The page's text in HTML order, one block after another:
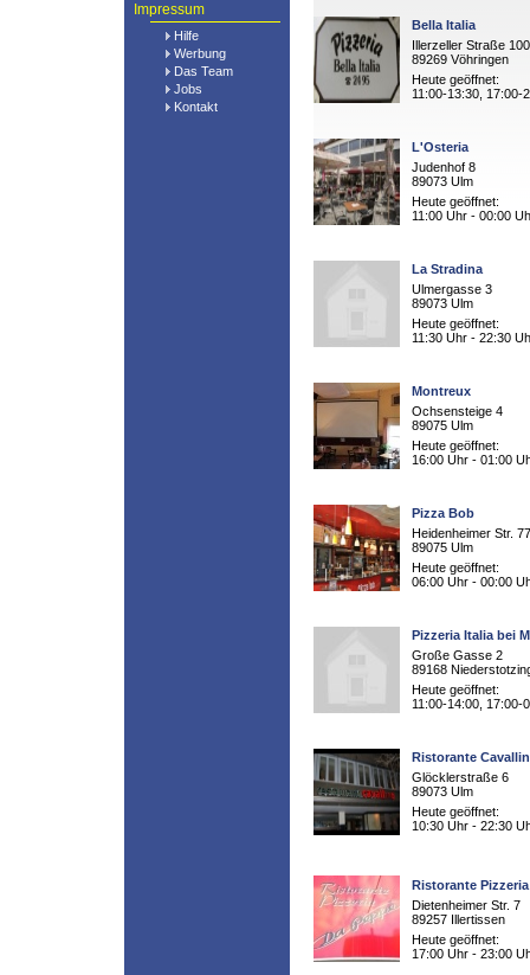
Impressum
Hilfe
Werbung
Das Team
Jobs
Kontakt
Bella Italia
Illerzeller Straße 100
89269 Vöhringen
Heute geöffnet:
11:00-13:30, 17:00-
L'Osteria
Judenhof 8
89073 Ulm
Heute geöffnet:
11:00 Uhr - 00:00
La Stradina
Ulmergasse 3
89073 Ulm
Heute geöffnet:
11:30 Uhr - 22:30
Montreux
Ochsensteige 4
89075 Ulm
Heute geöffnet:
16:00 Uhr - 01:00
Pizza Bob
Heidenheimer Str. 77
89075 Ulm
Heute geöffnet:
06:00 Uhr - 00:00
Pizzeria Italia bei
Große Gasse 2
89168
Heute geöffnet:
11:00-14:00, 17:00-
Ristorante
Glöcklerstraße 6
89073 Ulm
Heute geöffnet:
10:30 Uhr - 22:30
Ristorante
Dietenheimer Str. 7
89257 Illertissen
Heute geöffnet:
17:00 Uhr - 23:00